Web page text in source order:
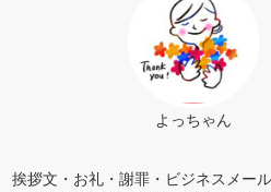
よっちゃん
挨拶文・お礼・謝罪・ビジネスメー